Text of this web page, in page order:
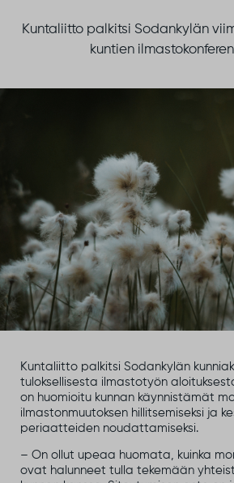
Kuntaliitto palkitsi Sodankylän
kuntien
Kuntaliitto palkitsi Sodankylän
tuloksellisesta ilmastotyön
on huomioitu kunnan käynnistämät
ilmastonmuutoksen hillitsemiseksi ja
periaatteiden noudattamiseksi.
– On ollut upeaa huomata, kuinka
ovat halunneet tulla tekemään